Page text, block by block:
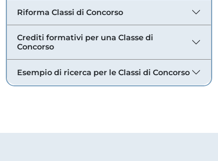
Riforma Classi di Concorso
Crediti formativi per una Classe di
Concorso
Esempio di ricerca per le Classi di Concorso